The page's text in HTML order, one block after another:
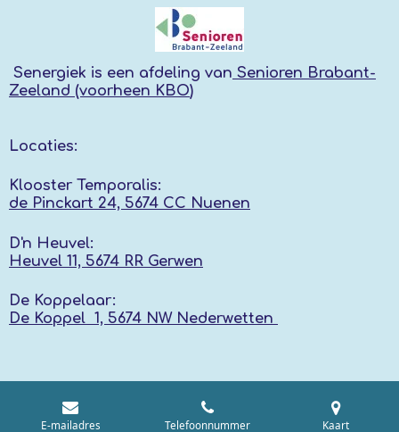
Senergiek is een afdeling van Senioren Brabant-
Zeeland (voorheen KBO)
Locaties:
Klooster Temporalis:
de Pinckart 24, 5674 CC Nuenen
D'n Heuvel:
Heuvel 11, 5674 RR Gerwen
De Koppelaar:
De Koppel 1, 5674 NW Nederwetten
E-mailadres Telefoonnummer Kaart